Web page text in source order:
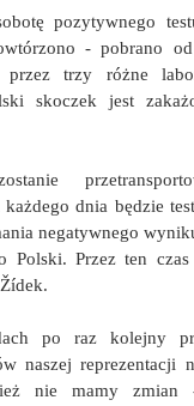
pozytywnego
- pobrano
przez trzy różne
skoczek jest
dnia będzie
negatywnego
Polski. Przez ten
po raz kolejny
naszej
nie mamy zmian